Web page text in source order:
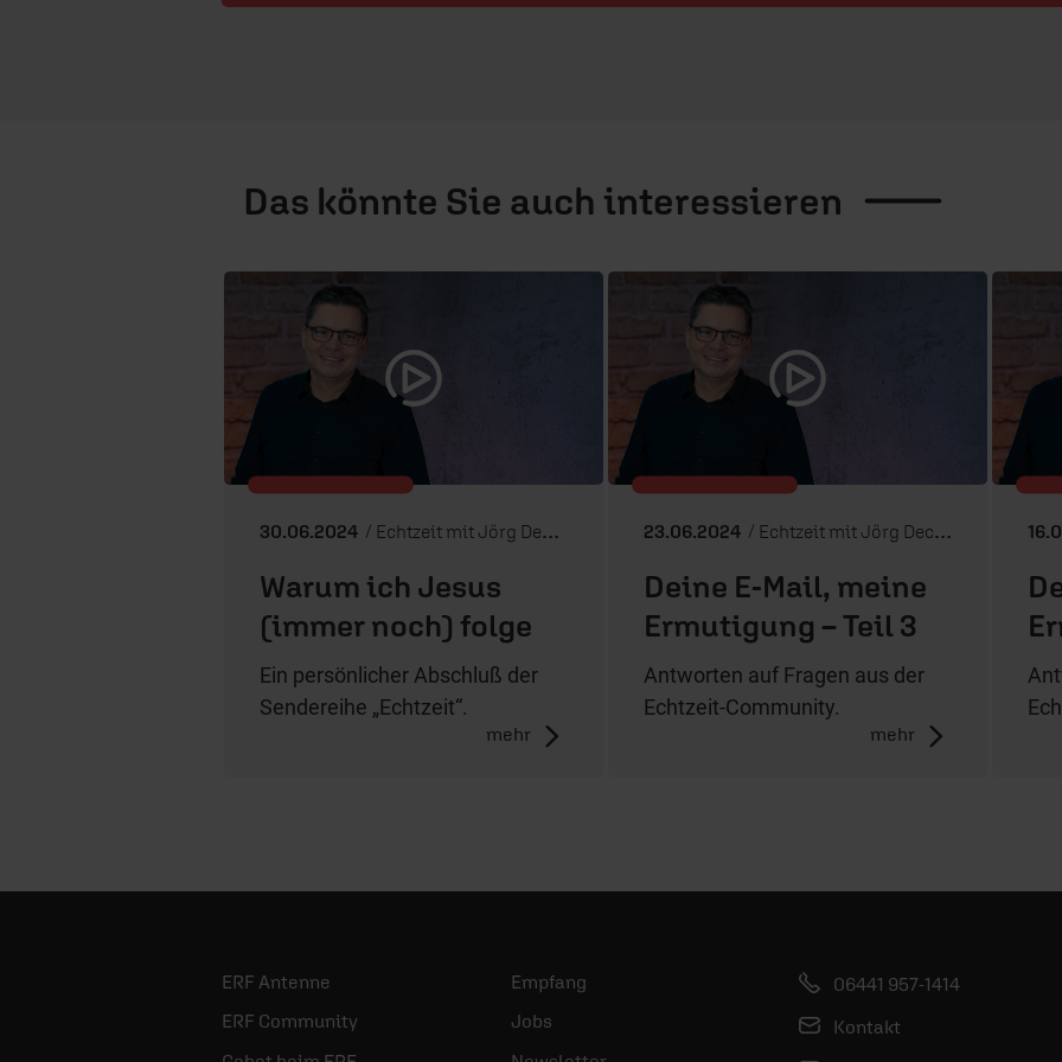
Das könnte Sie auch interessieren
30.06.2024 / Echtzeit mit Jörg Dechert
Warum ich Jesus
(immer noch) folge
Ein persönlicher Abschluß der
Sendereihe „Echtzeit“.
mehr
23.06.2024 / Echtzeit mit Jörg Dechert
Deine E-Mail, meine
Ermutigung – Teil 3
Antworten auf Fragen aus der
Echtzeit-Community.
mehr
ERF Antenne
ERF Community
Empfang
Jobs
06441 957-1414
Kontakt